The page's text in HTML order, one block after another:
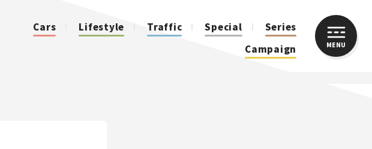
Cars Lifestyle Traffic Special
Series
Campaign
MENU
CLOSE